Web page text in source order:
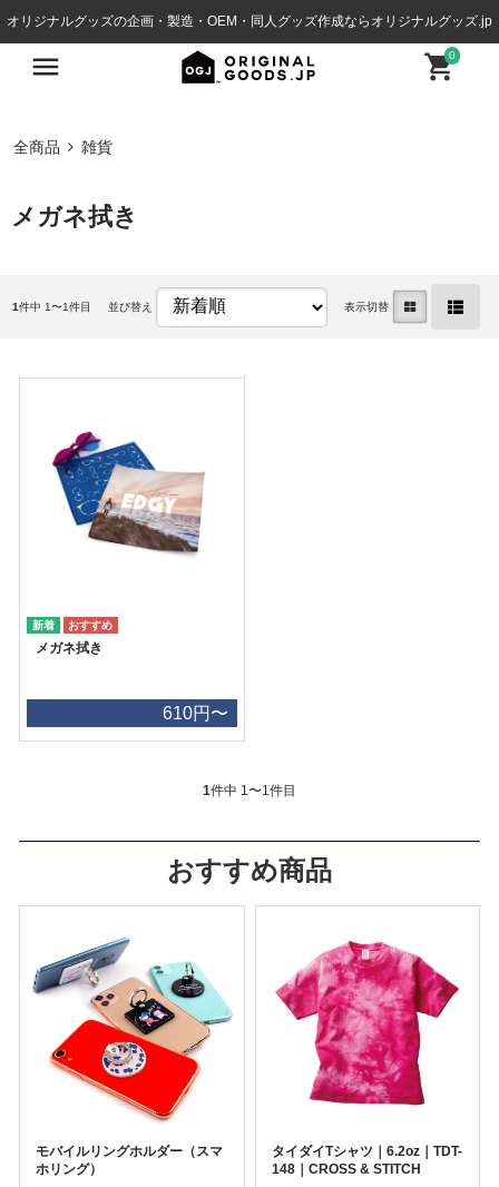
オリジナルグッズの企画・製造・OEM・同人グッズ作成ならオリジナルグッズ.jp
0
全商品 雑貨
メガネ拭き
1件中 1〜1件目 並び替え 表示切替
メガネ拭き
610円〜
1件中 1〜1件目
おすすめ商品
モバイルリングホルダー（スマ
ホリング）
タイダイTシャツ｜6.2oz｜TDT-
148｜CROSS & STITCH